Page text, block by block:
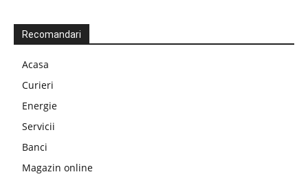
Recomandari
Acasa
Curieri
Energie
Servicii
Banci
Magazin online